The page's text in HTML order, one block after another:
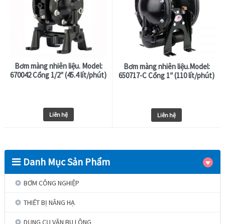
Bơm màng nhiên liệu. Model:
670042 Cổng 1/2″ (45.4 lít/phút)
Liên hệ
Bơm màng nhiên liệu.Model:
650717-C Cổng 1″ (110 lít/phút)
Liên hệ
Danh Mục Sản Phẩm
BƠM CÔNG NGHIỆP
THIẾT BỊ NÂNG HẠ
DỤNG CỤ VẶN BU LÔNG